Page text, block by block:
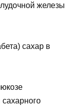
железы
сахар в